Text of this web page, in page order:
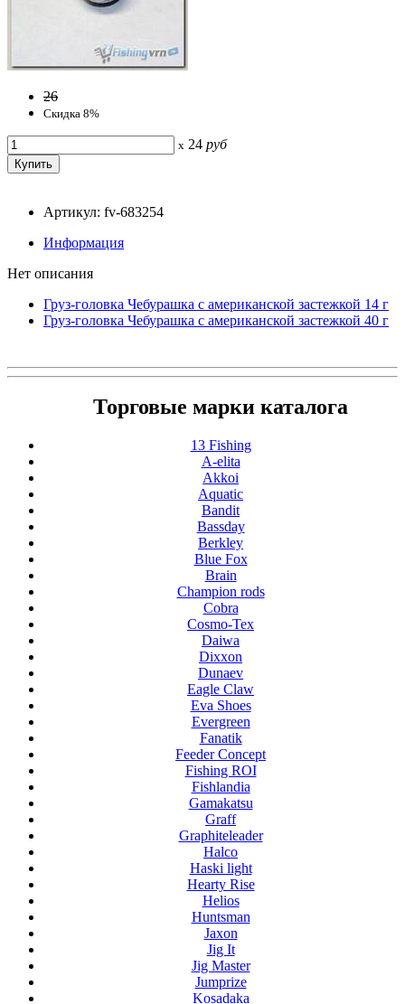
26
Скидка 8%
x 24 руб
Артикул: fv-683254
Информация
Нет описания
Груз-головка Чебурашка с американской застежкой 14 г
Груз-головка Чебурашка с американской застежкой 40 г
Торговые марки каталога
13 Fishing
A-elita
Akkoi
Aquatic
Bandit
Bassday
Berkley
Blue Fox
Brain
Champion rods
Cobra
Cosmo-Tex
Daiwa
Dixxon
Dunaev
Eagle Claw
Eva Shoes
Evergreen
Fanatik
Feeder Concept
Fishing ROI
Fishlandia
Gamakatsu
Graff
Graphiteleader
Halco
Haski light
Hearty Rise
Helios
Huntsman
Jaxon
Jig It
Jig Master
Jumprize
Kosadaka